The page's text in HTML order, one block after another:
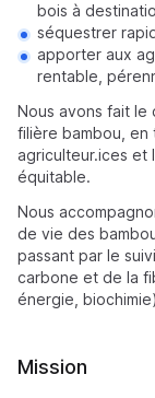
bois à
séquestrer
apporter aux
rentable,
Nous avons fait
filière bambou, en
agriculteur.ices et
équitable.
Nous
de vie des
passant par le
carbone et de la
énergie,
Mission